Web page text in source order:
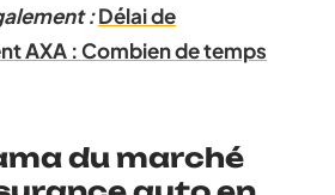
:Délai de
AXA : Combien de temps
du marché